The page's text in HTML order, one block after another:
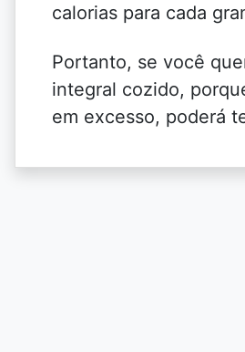
calorias para cada
Portanto, se você
integral cozido,
em excesso, poderá